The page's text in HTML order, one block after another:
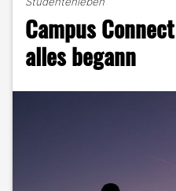
durch
Umwege
zum
Ziel"
Campus
alles begann